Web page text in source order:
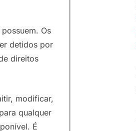
Os
detidos por
direitos
modificar,
qualquer
É